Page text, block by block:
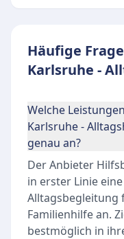
Häufige
Karlsruhe -
Welche
Karlsruhe -
genau an?
Der Anbieter
in erster Linie
Alltagsbegleitung
Familienhilfe an.
bestmöglich in